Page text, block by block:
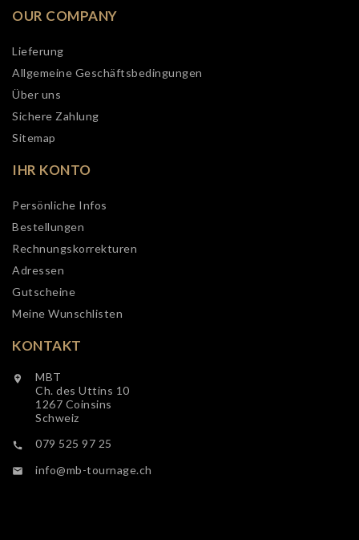
OUR COMPANY
Lieferung
Allgemeine Geschäftsbedingungen
Über uns
Sichere Zahlung
Sitemap
IHR KONTO
Persönliche Infos
Bestellungen
Rechnungskorrekturen
Adressen
Gutscheine
Meine Wunschlisten
KONTAKT

MBT
Ch. des Uttins 10
1267 Coinsins
Schweiz
 079 525 97 25
 info@mb-tournage.ch